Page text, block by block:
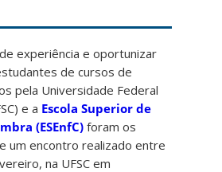
experiência e oportunizar
de cursos de
pela Universidade Federal
e a Escola Superior de
(ESEnfC) foram os
um encontro realizado entre
na UFSC em